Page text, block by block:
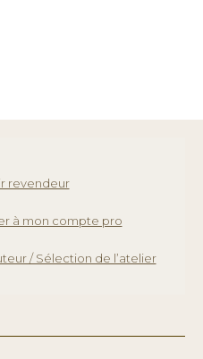
revendeur
à mon compte pro
/ Sélection de l’atelier